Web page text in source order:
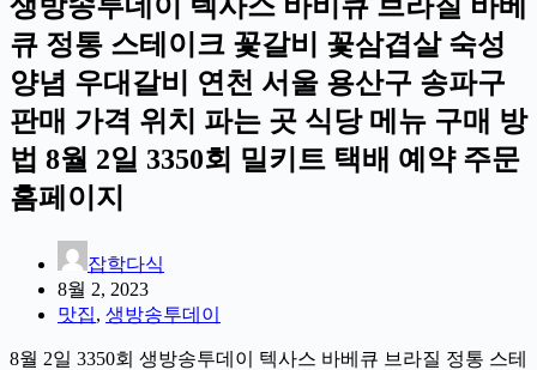
큐 정통 스테이크 꽃갈비 꽃삼겹살 숙성
양념 우대갈비 연천 서울 용산구 송파구
판매 가격 위치 파는 곳 식당 메뉴 구매 방
법 8월 2일 3350회 밀키트 택배 예약 주문
홈페이지
잡학다식
8월 2, 2023
맛집, 생방송투데이
8월 2일 3350회 생방송투데이 텍사스 바베큐 브라질 정통 스테